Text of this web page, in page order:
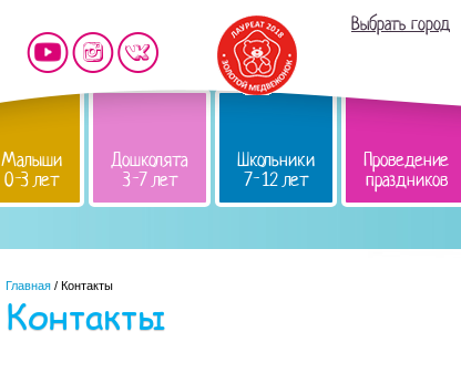
Выбрать город
Малыши
0-3 лет
Дошколята
3-7 лет
Школьники
7-12 лет
Проведение
праздников
Главная / Контакты
Контакты